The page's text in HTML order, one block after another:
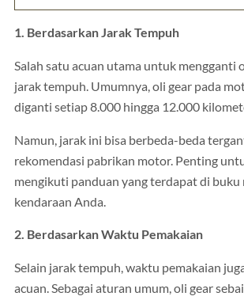
1. Berdasarkan Jarak Tempuh
Salah satu acuan utama untuk mengganti
jarak tempuh. Umumnya, oli gear pada
diganti setiap 8.000 hingga 12.000
Namun, jarak ini bisa berbeda-beda
rekomendasi pabrikan motor. Penting
mengikuti panduan yang terdapat di buku
kendaraan Anda.
2. Berdasarkan Waktu Pemakaian
Selain jarak tempuh, waktu pemakaian
acuan. Sebagai aturan umum, oli gear